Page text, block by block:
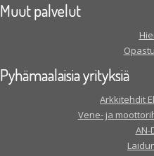
Muut palvelut
Pyhämaalaisia yrityksiä
Arkkitehdit
Vene- ja
AN-